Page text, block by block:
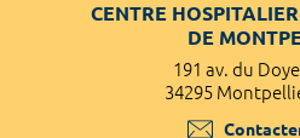
CENTRE
DE
191 av. du
34295